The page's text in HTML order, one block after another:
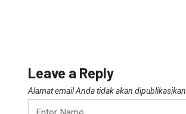
Leave a Reply
Alamat email Anda tidak akan dipublikasikan.